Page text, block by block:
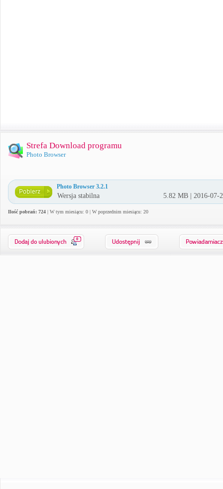
Strefa Download programu
Photo Browser
Photo Browser 3.2.1
Wersja stabilna 5.82 MB | 2016-07-
Ilość pobrań: 724 | W tym miesiącu: 0 | W poprzednim miesiącu: 20
0